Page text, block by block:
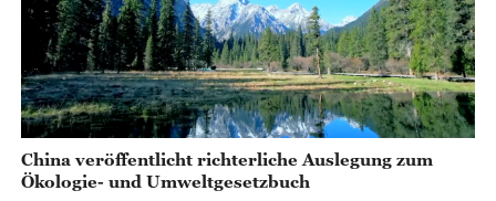
China veröffentlicht richterliche Auslegung zum
Ökologie- und Umweltgesetzbuch